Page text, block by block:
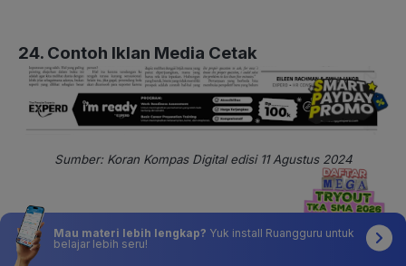
24. Contoh Iklan Media Cetak
Sumber: Koran Kompas Digital edisi 11 Agustus 2024
25. Contoh Iklan TV
Mau materi lebih lengkap? Yuk install Ruangguru untuk
belajar lebih seru!